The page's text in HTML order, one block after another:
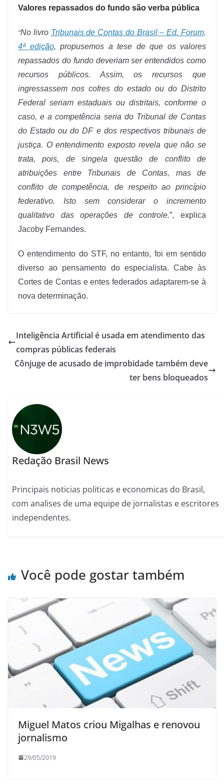
Valores repassados do fundo são verba pública
“No livro Tribunais de Contas do Brasil – Ed. Forum,
4ª edição, propusemos a tese de que os valores
repassados do fundo deveriam ser entendidos como
recursos públicos. Assim, os recursos que
ingressassem nos cofres do estado ou do Distrito
Federal seriam estaduais ou distritais, conforme o
caso, e a competência seria do Tribunal de Contas
do Estado ou do DF e dos respectivos tribunais de
justiça. O entendimento exposto revela que não se
trata, pois, de singela questão de conflito de
atribuições entre Tribunais de Contas, mas de
conflito de competência, de respeito ao princípio
federativo. Isto sem considerar o incremento
qualitativo das operações de controle.”, explica
Jacoby Fernandes.
O entendimento do STF, no entanto, foi em sentido
diverso ao pensamento do especialista. Cabe às
Cortes de Contas e entes federados adaptarem-se à
nova determinação.
Inteligência Artificial é usada em atendimento das
compras públicas federais
Cônjuge de acusado de improbidade também deve
ter bens bloqueados
Redação Brasil News
Principais noticias politicas e economicas do Brasil,
com analises de uma equipe de jornalistas e escritores
independentes.
Você pode gostar também
Miguel Matos criou Migalhas e renovou
jornalismo
29/05/2019